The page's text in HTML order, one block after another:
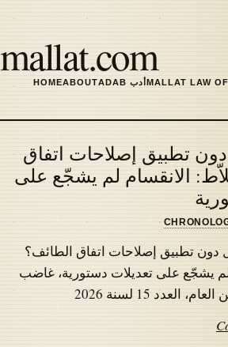
main
content
mallat.com
HOMEABOUT ADAB أدبMALLAT LAW
Latest
articles
تطبيق إصلاحات اتفاق
الانقسام لم يشجّع على
دون تطبيق إصلاحات اتفاق الطائف؟
لم يشجّع على تعديلات دستورية، غاضب
العدد 15 لسنة 2026